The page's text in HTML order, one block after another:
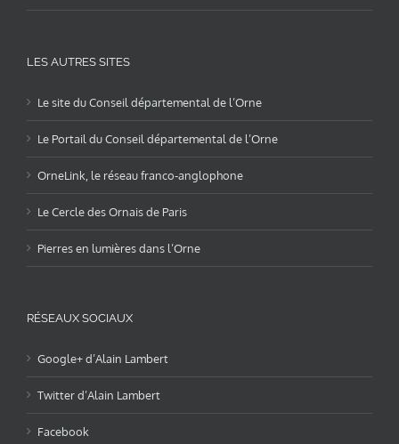
LES AUTRES SITES
Le site du Conseil départemental de l’Orne
Le Portail du Conseil départemental de l’Orne
OrneLink, le réseau franco-anglophone
Le Cercle des Ornais de Paris
Pierres en lumières dans l’Orne
RÉSEAUX SOCIAUX
Google+ d’Alain Lambert
Twitter d’Alain Lambert
Facebook